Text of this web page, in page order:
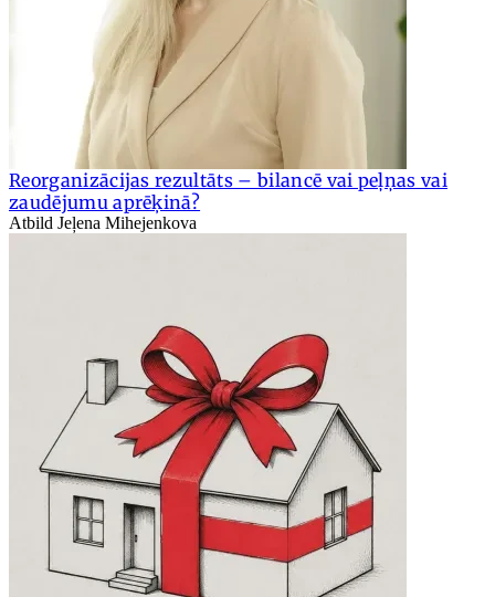
Reorganizācijas rezultāts – bilancē vai peļņas vai
zaudējumu aprēķinā?
Atbild Jeļena Mihejenkova